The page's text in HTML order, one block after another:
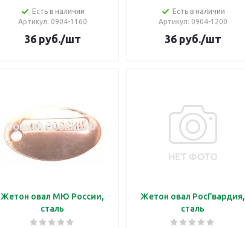
Есть в наличии
Артикул: 0904-1160
36руб./шт
Есть в наличии
Артикул: 0904-1200
36руб./шт
Жетон овал МЮ России,
сталь
Жетон овал РосГвардия,
сталь